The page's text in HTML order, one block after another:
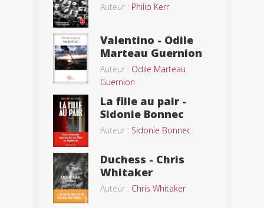
Auteur : Philip Kerr
Valentino - Odile
Marteau Guernion
Auteur : Odile Marteau
Guernion
La fille au pair -
Sidonie Bonnec
Auteur : Sidonie Bonnec
Duchess - Chris
Whitaker
Auteur : Chris Whitaker